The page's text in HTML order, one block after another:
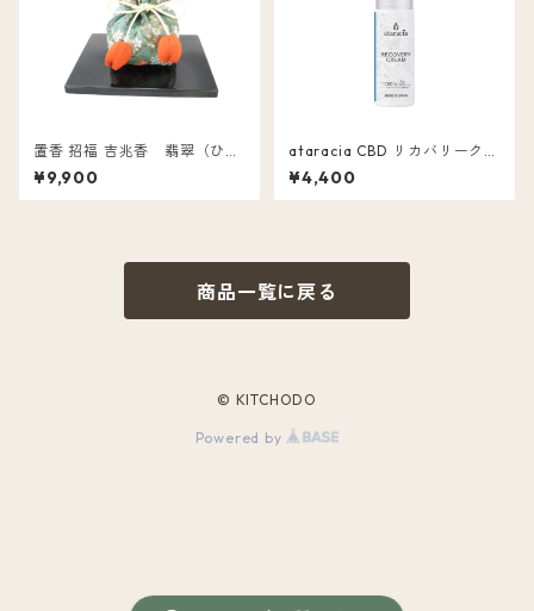
置香 招福 吉兆香 翡翠（ひす
い）
¥9,900
ataracia CBD リカバリークリ
ーム 含有量 500mg
¥4,400
商品一覧に戻る
© KITCHODO
Powered by